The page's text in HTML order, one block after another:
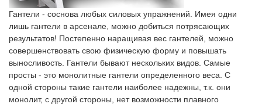
Гантели - соснова любых силовых упражнений. Имея одни
лишь гантели в арсенале, можно добиться потрясающих
результатов! Постепенно наращивая вес гантелей, можно
совершенствовать свою физическую форму и повышать
выносливость. Гантели бывают нескольких видов. Самые
просты - это монолитные гантели определенного веса. С
одной стороны такие гантели наиболее надежны, т.к. они
монолит, с другой стороны, нет возможности плавного